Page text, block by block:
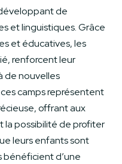
de
et linguistiques. Grâce
et éducatives, les
renforcent leur
de nouvelles
camps représentent
offrant aux
la possibilité de profiter
leurs enfants sont
bénéficient d’une